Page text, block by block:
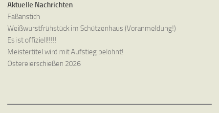
Aktuelle Nachrichten
Faßanstich
Weißwurstfrühstück im Schützenhaus (Voranmeldung!)
Es ist offiziell!!!!!
Meistertitel wird mit Aufstieg belohnt!
Ostereierschießen 2026